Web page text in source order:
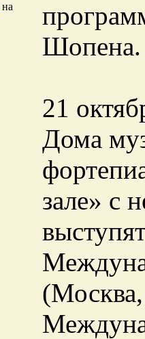
на
Шопена.
21
Дома
зале» с